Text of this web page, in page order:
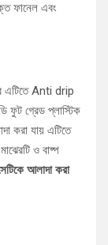
ফানেল এবং
এটিতে Anti drip
ফুট গ্রেড প্লাস্টিক
করা যায় এটিতে
ও বাষ্প
আলাদা করা